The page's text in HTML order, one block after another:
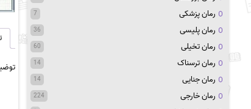
رمان پزشکی 7
رمان پلیسی 36
رمان تخیلی 60
رمان ترسناک 14
رمان جنایی 14
رمان خارجی 224